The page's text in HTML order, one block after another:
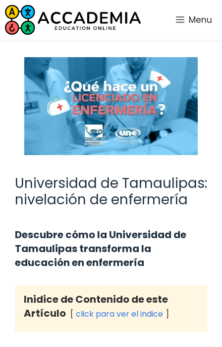
Saltar
al
contenido
Menu
Universidad de Tamaulipas:
nivelación de enfermería
Descubre cómo la Universidad de
Tamaulipas transforma la
educación en enfermería
Inidice de Contenido de este
Artículo
click para ver el indice